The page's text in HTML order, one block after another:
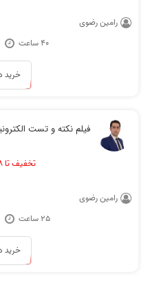
رامین رضوی
40 ساعت
خرید
فیلم نکته و تست
تخفیف تا ۱۸ خرداد
رامین رضوی
25 ساعت
خرید